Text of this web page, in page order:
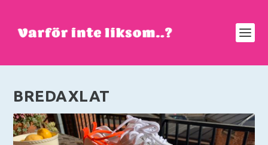
BREDAXLAT